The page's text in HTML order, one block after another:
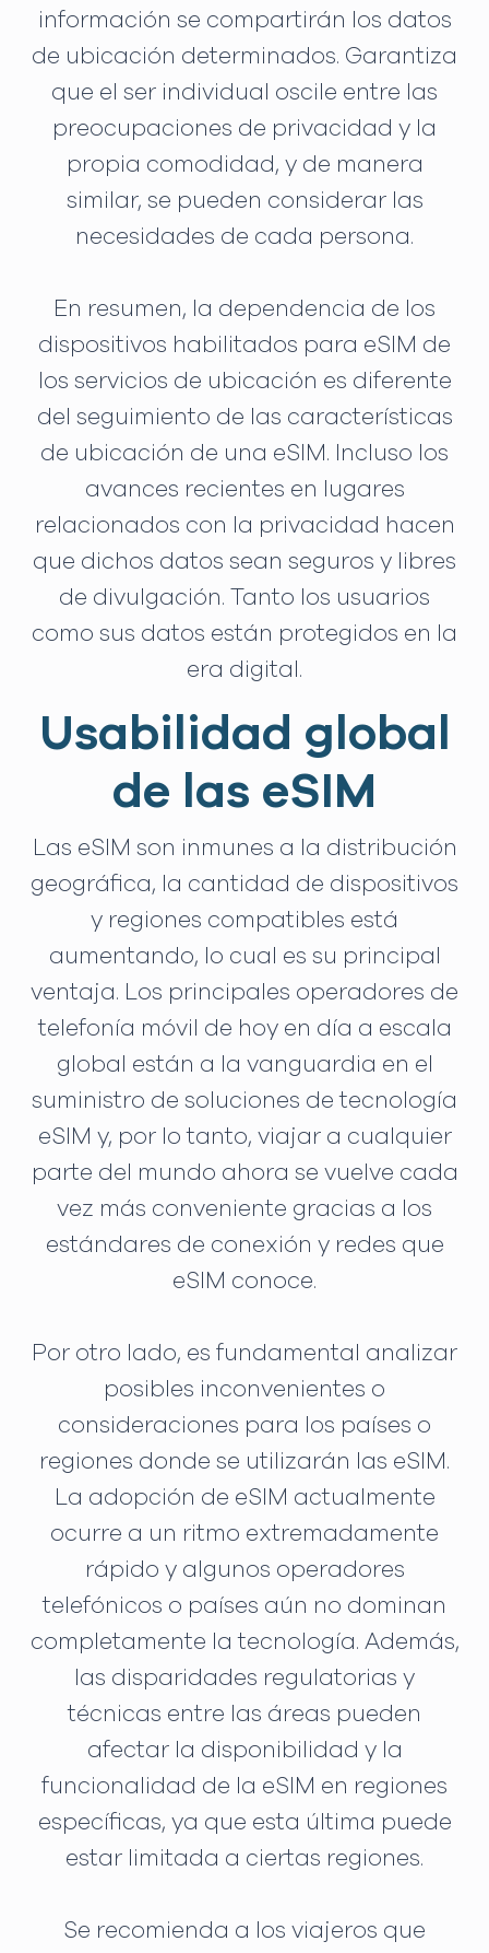
información se compartirán los datos
de ubicación determinados. Garantiza
que el ser individual oscile entre las
preocupaciones de privacidad y la
propia comodidad, y de manera
similar, se pueden considerar las
necesidades de cada persona.
En resumen, la dependencia de los
dispositivos habilitados para eSIM de
los servicios de ubicación es diferente
del seguimiento de las características
de ubicación de una eSIM. Incluso los
avances recientes en lugares
relacionados con la privacidad hacen
que dichos datos sean seguros y libres
de divulgación. Tanto los usuarios
como sus datos están protegidos en la
era digital.
Usabilidad global
de las eSIM
Las eSIM son inmunes a la distribución
geográfica, la cantidad de dispositivos
y regiones compatibles está
aumentando, lo cual es su principal
ventaja. Los principales operadores de
telefonía móvil de hoy en día a escala
global están a la vanguardia en el
suministro de soluciones de tecnología
eSIM y, por lo tanto, viajar a cualquier
parte del mundo ahora se vuelve cada
vez más conveniente gracias a los
estándares de conexión y redes que
eSIM conoce.
Por otro lado, es fundamental analizar
posibles inconvenientes o
consideraciones para los países o
regiones donde se utilizarán las eSIM.
La adopción de eSIM actualmente
ocurre a un ritmo extremadamente
rápido y algunos operadores
telefónicos o países aún no dominan
completamente la tecnología. Además,
las disparidades regulatorias y
técnicas entre las áreas pueden
afectar la disponibilidad y la
funcionalidad de la eSIM en regiones
específicas, ya que esta última puede
estar limitada a ciertas regiones.
Se recomienda a los viajeros que